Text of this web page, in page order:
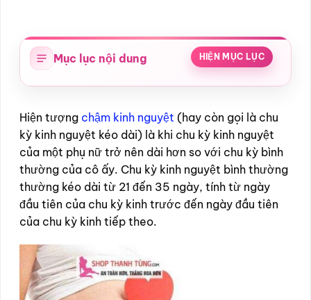
Mục lục nội dung HIỆN MỤC LỤC
Hiện tượng chậm kinh nguyệt (hay còn gọi là chu
kỳ kinh nguyệt kéo dài) là khi chu kỳ kinh nguyệt
của một phụ nữ trở nên dài hơn so với chu kỳ bình
thường của cô ấy. Chu kỳ kinh nguyệt bình thường
thường kéo dài từ 21 đến 35 ngày, tính từ ngày
đầu tiên của chu kỳ kinh trước đến ngày đầu tiên
của chu kỳ kinh tiếp theo.